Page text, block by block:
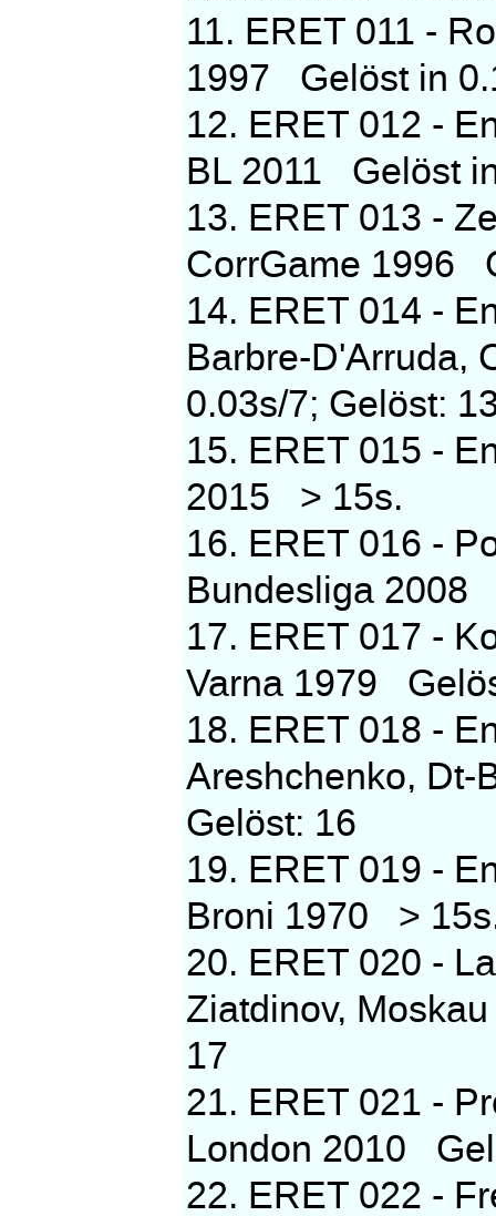
11. ERET 011 -
1997 Gelöst in
12. ERET 012 -
BL 2011 Gelöst
13. ERET 013 -
CorrGame 1996
14. ERET 014 -
Barbre-D'Arruda,
0.03s/7; Gelöst:
15. ERET 015 -
2015 > 15s.
16. ERET 016 -
Bundesliga 2008
17. ERET 017 -
Varna 1979
18. ERET 018 -
Areshchenko,
Gelöst: 16
19. ERET 019 -
Broni 1970 >
20. ERET 020 -
Ziatdinov,
17
21. ERET 021 -
London 2010
22. ERET 022 -